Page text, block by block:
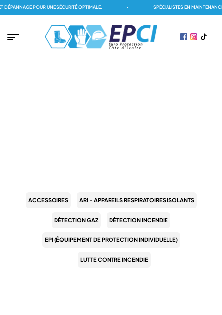
POUR UNE SÉCURITÉ OPTIMALE. SPÉCIALISTES EN MAINTENANCE
ACCESSOIRES ARI - APPAREILS RESPIRATOIRES ISOLANTS
DÉTECTION GAZ DÉTECTION INCENDIE
EPI (ÉQUIPEMENT DE PROTECTION INDIVIDUELLE)
LUTTE CONTRE INCENDIE